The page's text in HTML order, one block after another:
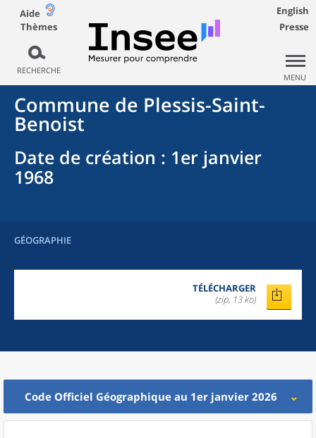
Aide
Thèmes
RECHERCHE
English
Presse
MENU
Commune de Plessis-Saint-
Benoist
Date de création : 1er janvier
1968
GÉOGRAPHIE
TÉLÉCHARGER
(zip, 13 ko)
Code Officiel Géographique au 1er janvier 2026